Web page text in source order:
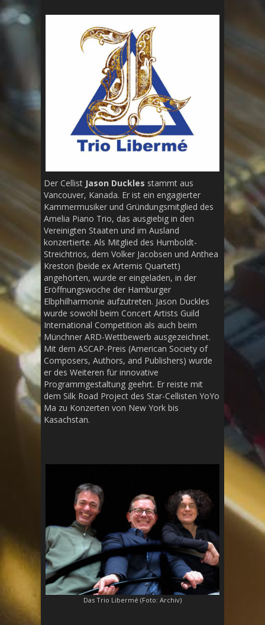
Der Cellist Jason Duckles stammt aus
Vancouver, Kanada. Er ist ein engagierter
Kammermusiker und Gründungsmitglied des
Amelia Piano Trio, das ausgiebig in den
Vereinigten Staaten und im Ausland
konzertierte. Als Mitglied des Humboldt-
Streichtrios, dem Volker Jacobsen und Anthea
Kreston (beide ex Artemis Quartett)
angehörten, wurde er eingeladen, in der
Eröffnungswoche der Hamburger
Elbphilharmonie aufzutreten. Jason Duckles
wurde sowohl beim Concert Artists Guild
International Competition als auch beim
Münchner ARD-Wettbewerb ausgezeichnet.
Mit dem ASCAP-Preis (American Society of
Composers, Authors, and Publishers) wurde
er des Weiteren für innovative
Programmgestaltung geehrt. Er reiste mit
dem Silk Road Project des Star-Cellisten YoYo
Ma zu Konzerten von New York bis
Kasachstan.
Das Trio Libermé (Foto: Archiv)